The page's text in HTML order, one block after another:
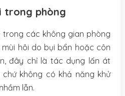
trong phòng
các không gian phòng
hôi do bụi bẩn hoặc côn
đây chỉ là tác dụng lấn át
không có khả năng khử
lẫn.